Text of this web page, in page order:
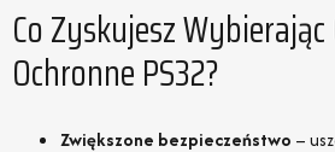
Co Zyskujesz
Ochronne PS32?
Zwiększone bezpieczeństwo –